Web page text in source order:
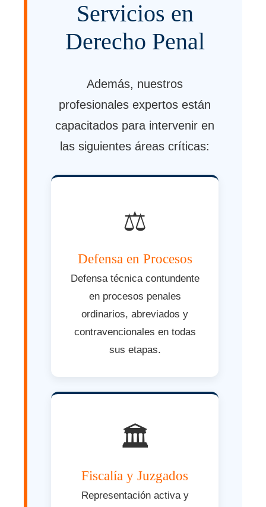
Servicios en
Derecho Penal
Además, nuestros
profesionales expertos están
capacitados para intervenir en
las siguientes áreas críticas:
⚖️
Defensa en Procesos
Defensa técnica contundente
en procesos penales
ordinarios, abreviados y
contravencionales en todas
sus etapas.
🏛️
Fiscalía y Juzgados
Representación activa y